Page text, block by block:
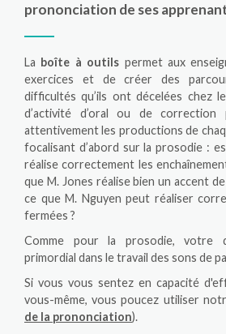
prononciation de ses
La boîte à outils permet aux
exercices et de créer des
difficultés qu’ils ont décelées chez
d’activité d’oral ou de correction
attentivement les productions de
focalisant d’abord sur la prosodie :
réalise correctement les
que M. Jones réalise bien un accent
ce que M. Nguyen peut réaliser
fermées ?
Comme pour la prosodie, votre
primordial dans le travail des sons de
Si vous vous sentez en capacité
vous-même, vous poucez utiliser
de la prononciation).